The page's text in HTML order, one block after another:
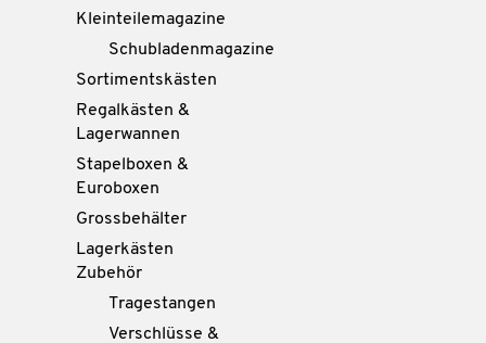
Kleinteilemagazine
Schubladenmagazine
Sortimentskästen
Regalkästen &
Lagerwannen
Stapelboxen &
Euroboxen
Grossbehälter
Lagerkästen
Zubehör
Tragestangen
Verschlüsse &